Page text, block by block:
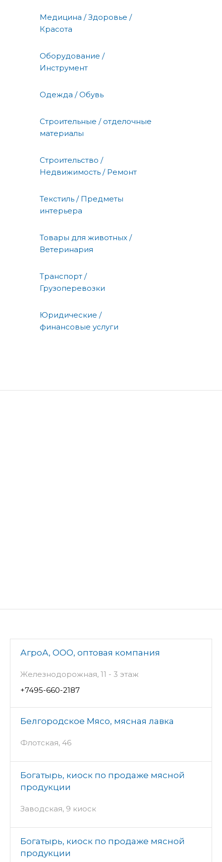
Медицина / Здоровье /
Красота
Оборудование /
Инструмент
Одежда / Обувь
Строительные / отделочные
материалы
Строительство /
Недвижимость / Ремонт
Текстиль / Предметы
интерьера
Товары для животных /
Ветеринария
Транспорт /
Грузоперевозки
Юридические /
финансовые услуги
АгроА, ООО, оптовая компания
Железнодорожная, 11 - 3 этаж
+7495-660-2187
Белгородское Мясо, мясная лавка
Флотская, 46
Богатырь, киоск по продаже мясной
продукции
Заводская, 9 киоск
Богатырь, киоск по продаже мясной
продукции